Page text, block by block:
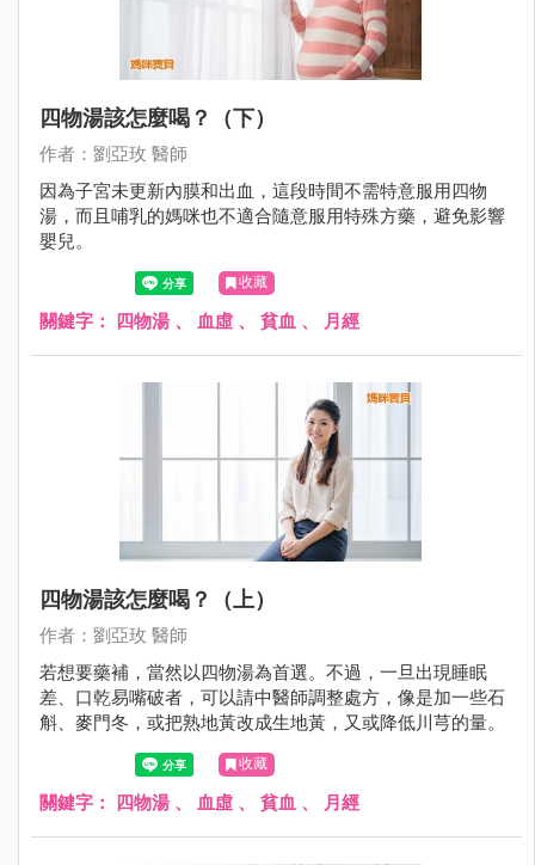
四物湯該怎麼喝？（下）
作者：劉亞玫 醫師
因為子宮未更新內膜和出血，這段時間不需特意服用四物
湯，而且哺乳的媽咪也不適合隨意服用特殊方藥，避免影響
嬰兒。
收藏
關鍵字： 四物湯 、 血虛 、 貧血 、 月經
四物湯該怎麼喝？（上）
作者：劉亞玫 醫師
若想要藥補，當然以四物湯為首選。不過，一旦出現睡眠
差、口乾易嘴破者，可以請中醫師調整處方，像是加一些石
斛、麥門冬，或把熟地黃改成生地黃，又或降低川芎的量。
收藏
關鍵字： 四物湯 、 血虛 、 貧血 、 月經